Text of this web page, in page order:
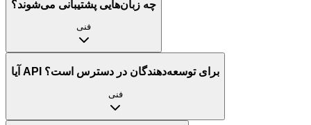
چه زبان‌هایی پشتیبانی می‌شوند؟
فنی
آیا API برای توسعه‌دهندگان در دسترس است؟
فنی